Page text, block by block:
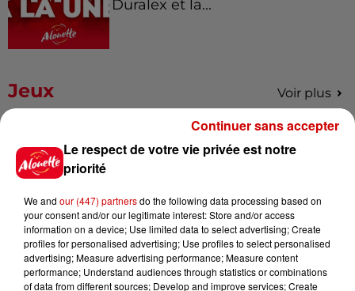
Duralex et la...
Jeux Voir plus
Le Duel - Gagnez vos entrées
pour l'un des zoos de nos
Destination Vacances - Gagnez
votre séjour en famille au cœur
de la...
Le respect de votre vie privée est notre
priorité
We and our (447) partnersdo the following data processing based on
your consent and/or our legitimate interest: Store and/or access
information on a device; Use limited data to select advertising; Create
profiles for personalised advertising; Use profiles to select personalised
advertising; Measure advertising performance; Measure content
performance; Understand audiences through statistics or combinations
of data from different sources; Develop and improve services; Create
Continuer sans accepter